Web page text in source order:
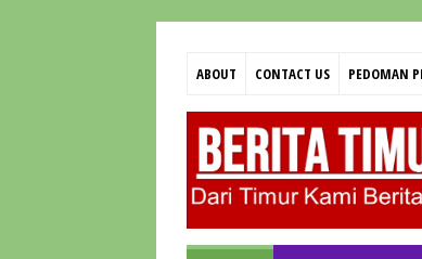
ABOUT CONTACT US PEDOMAN